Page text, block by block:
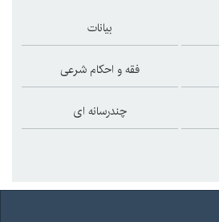
بیانات
فقه و احکام شرعی
چندرسانه ای